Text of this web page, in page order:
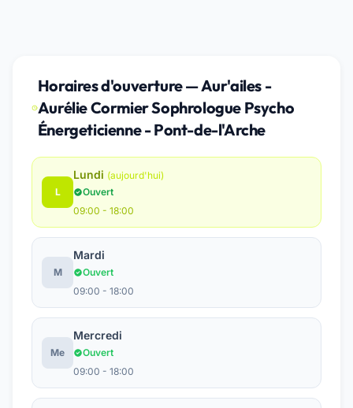
Horaires d'ouverture — Aur'ailes -
Aurélie Cormier Sophrologue Psycho
Énergeticienne - Pont-de-l'Arche
L
Lundi (aujourd'hui)
Ouvert
09:00 - 18:00
M
Mardi
Ouvert
09:00 - 18:00
Me
Mercredi
Ouvert
09:00 - 18:00